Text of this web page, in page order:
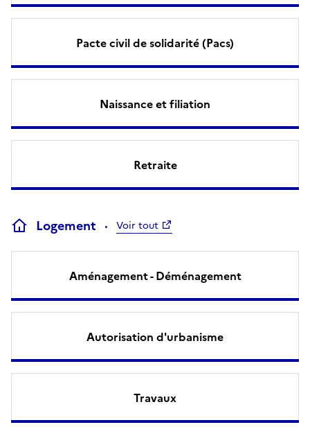
Pacte civil de solidarité (Pacs)
Naissance et filiation
Retraite
Logement Voir tout
Aménagement - Déménagement
Autorisation d'urbanisme
Travaux